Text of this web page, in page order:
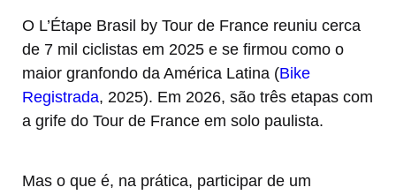
O L’Étape Brasil by Tour de France reuniu cerca
de 7 mil ciclistas em 2025 e se firmou como o
maior granfondo da América Latina (Bike
Registrada, 2025). Em 2026, são três etapas com
a grife do Tour de France em solo paulista.
Mas o que é, na prática, participar de um